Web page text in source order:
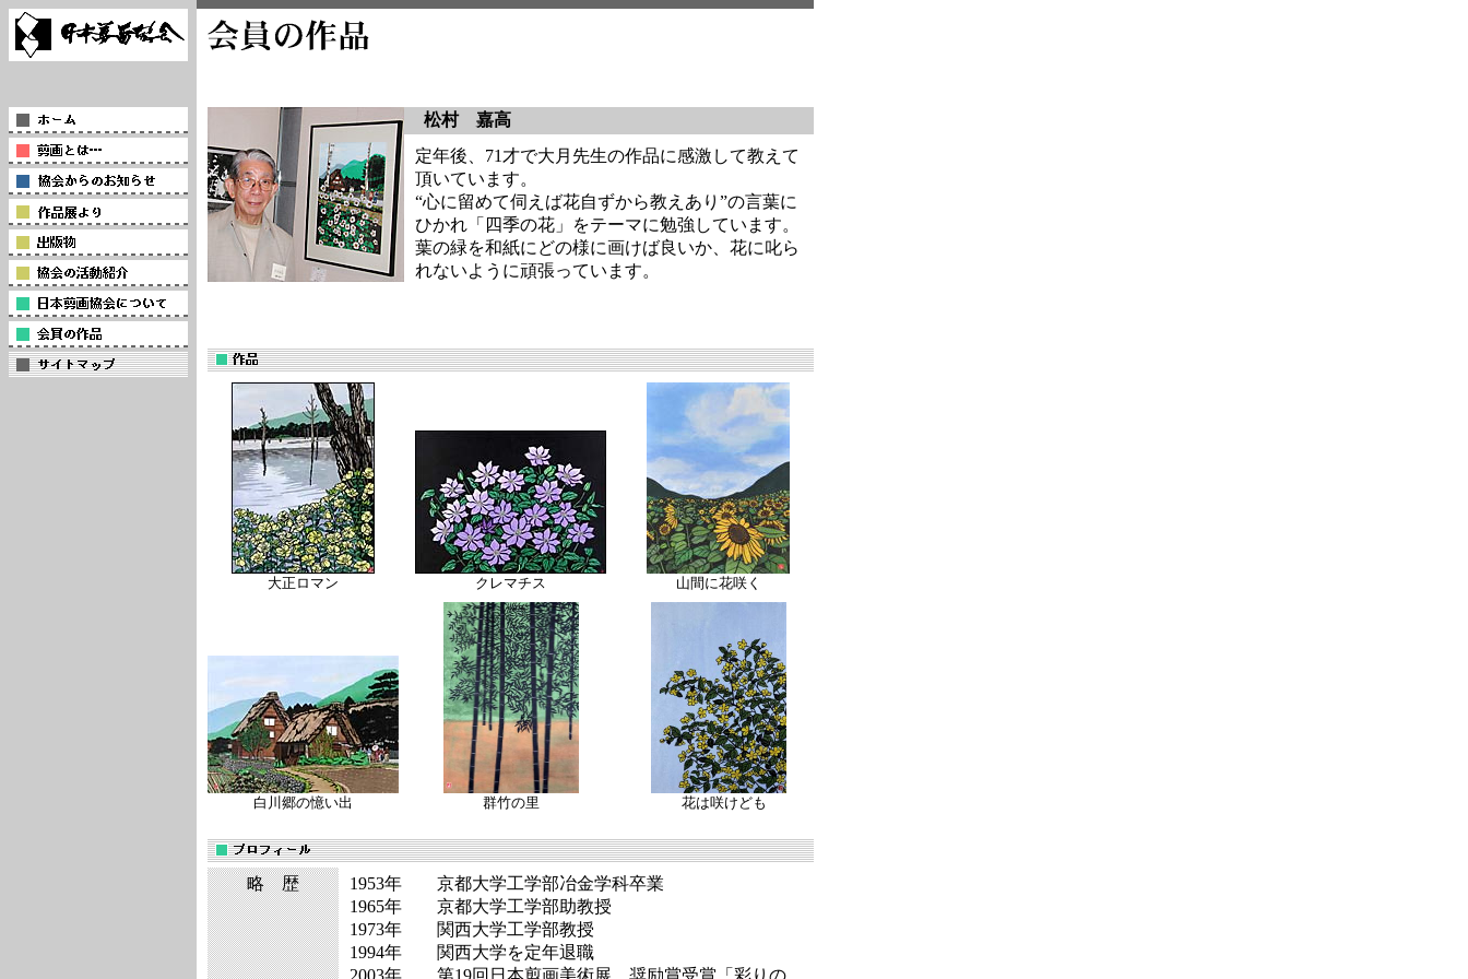
松村 嘉高
定年後、71才で大月先生の作品に感激して教えて
頂いています。
“心に留めて伺えば花自ずから教えあり”の言葉に
ひかれ「四季の花」をテーマに勉強しています。
葉の緑を和紙にどの様に画けば良いか、花に叱ら
れないように頑張っています。
大正ロマン クレマチス 山間に花咲く
白川郷の憶い出 群竹の里 花は咲けども
略 歴 1953年
京都大学工学部冶金学科卒業
1965年
京都大学工学部助教授
1973年
関西大学工学部教授
1994年
関西大学を定年退職
2003年
第19回日本剪画美術展 奨励賞受賞「彩りの